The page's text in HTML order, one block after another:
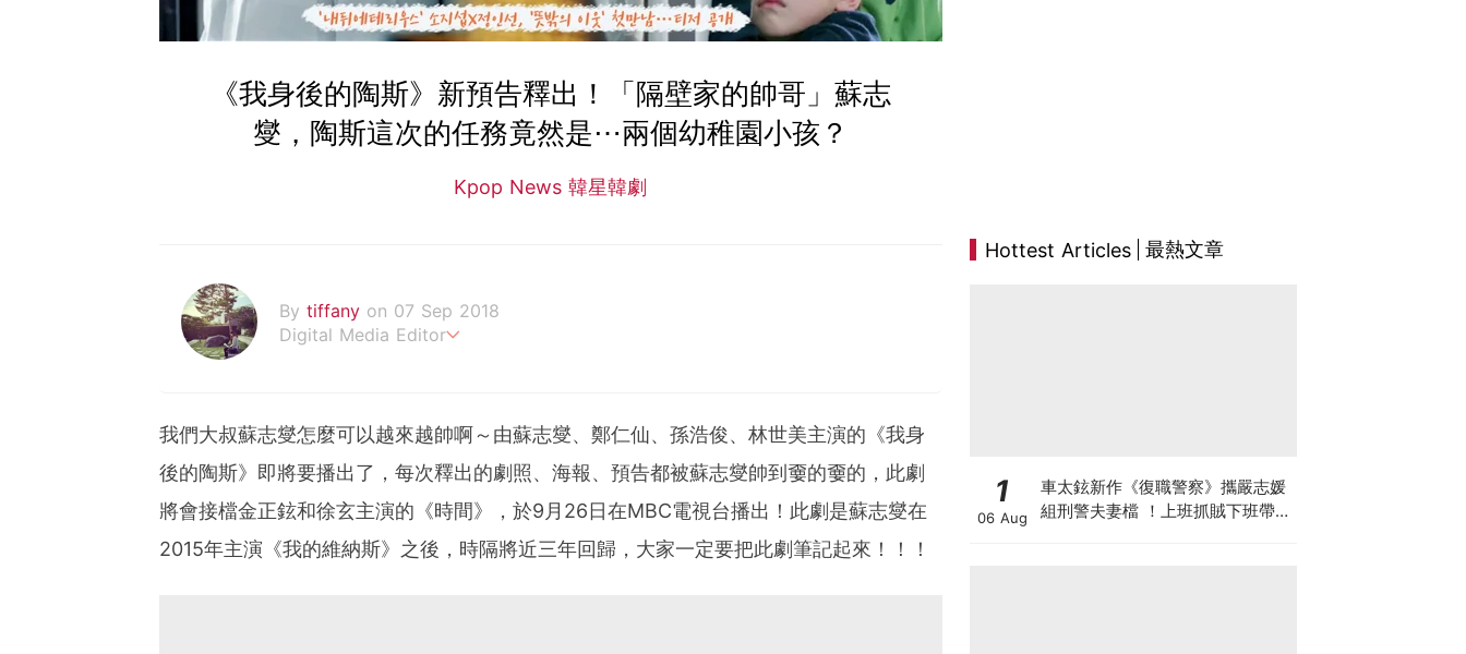
《我身後的陶斯》新預告釋出！「隔壁家的帥哥」蘇志
燮，陶斯這次的任務竟然是⋯兩個幼稚園小孩？
Kpop News 韓星韓劇
By tiffany on 07 Sep 2018
Digital Media Editor
我們大叔蘇志燮怎麼可以越來越帥啊～由蘇志燮、鄭仁仙、孫浩俊、林世美主演的《我身
後的陶斯》即將要播出了，每次釋出的劇照、海報、預告都被蘇志燮帥到嫑的嫑的，此劇
將會接檔金正鉉和徐玄主演的《時間》，於9月26日在MBC電視台播出！此劇是蘇志燮在
2015年主演《我的維納斯》之後，時隔將近三年回歸，大家一定要把此劇筆記起來！！！
Hottest Articles 最熱文章
1
06 Aug
車太鉉新作《復職警察》攜嚴志媛
組刑警夫妻檔 ！上班抓賊下班帶五